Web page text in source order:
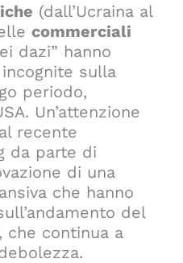
(dall’Ucraina al
commerciali
dazi” hanno
sulla
periodo,
Un’attenzione
recente
da parte di
di una
che hanno
del
che continua a